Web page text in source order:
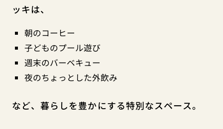
ッキは、
朝のコーヒー
子どものプール遊び
週末のバーベキュー
夜のちょっとした外飲み
など、暮らしを豊かにする特別なスペース。